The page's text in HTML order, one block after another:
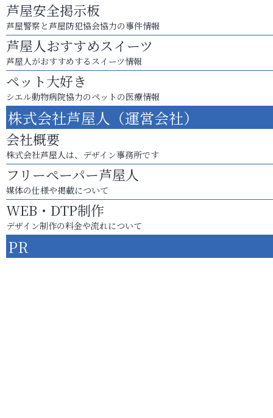
芦屋安全掲示板
芦屋警察と芦屋防犯協会協力の事件情報
芦屋人おすすめスイーツ
芦屋人がおすすめするスイーツ情報
ペット大好き
シエル動物病院協力のペットの医療情報
株式会社芦屋人（運営会社）
会社概要
株式会社芦屋人は、デザイン事務所です
フリーペーパー芦屋人
媒体の仕様や掲載について
WEB・DTP制作
デザイン制作の料金や流れについて
PR